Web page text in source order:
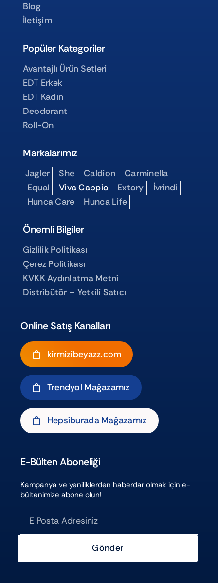
Blog
İletişim
Popüler Kategoriler
Avantajlı Ürün Setleri
EDT Erkek
EDT Kadın
Deodorant
Roll-On
Online Satış Kanalları
kirmizibeyazz.com
Trendyol Mağazamız
Hepsiburada Mağazamız
Markalarımız
Jagler She Caldion
Carminella
Equal
Viva Cappio Extory
İvrindi
Hunca Care
Hunca Life
Önemli Bilgiler
Gizlilik Politikası
Çerez Politikası
KVKK Aydınlatma Metni
Distribütör – Yetkili Satıcı
E-Bülten Aboneliği
Kampanya ve yeniliklerden haberdar olmak için e-
bültenimize abone olun!
Gönder